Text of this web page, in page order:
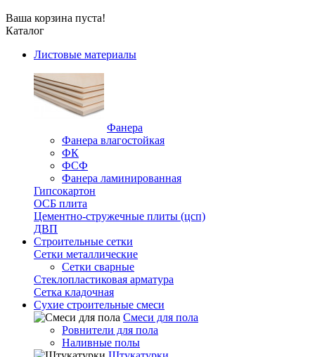
Ваша корзина пуста!
Каталог
Листовые материалы
Фанера
Фанера влагостойкая
ФК
ФСФ
Фанера ламинированная
Гипсокартон
ОСБ плита
Цементно-стружечные плиты (цсп)
ДВП
Строительные сетки
Сетки металлические
Сетки сварные
Стеклопластиковая арматура
Сетка кладочная
Сухие строительные смеси
Смеси для пола
Ровнители для пола
Наливные полы